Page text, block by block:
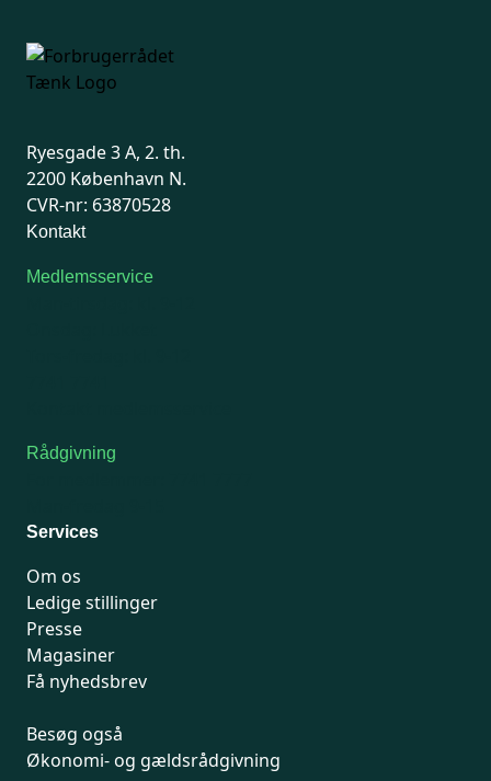
Ryesgade 3 A, 2. th.
2200 København N.
CVR-nr: 63870528
Kontakt
Medlemsservice
Rådgivning
Services
Om os
Ledige stillinger
Presse
Magasiner
Få nyhedsbrev
Besøg også
Økonomi- og gældsrådgivning